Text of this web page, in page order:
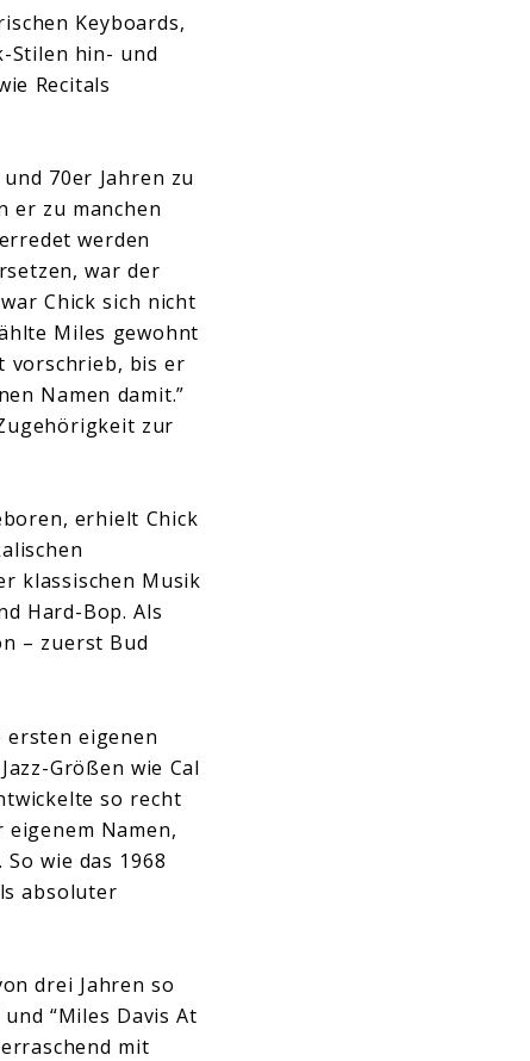
Keyboards,
Stilen hin- und
Recitals
70er Jahren zu
er zu manchen
werden
war der
Chick sich nicht
Miles gewohnt
vorschrieb, bis er
Namen damit.”
zur
erhielt Chick
klassischen Musik
Hard-Bop. Als
– zuerst Bud
ersten eigenen
Größen wie Cal
so recht
Namen,
wie das 1968
absoluter
drei Jahren so
“Miles Davis At
mit